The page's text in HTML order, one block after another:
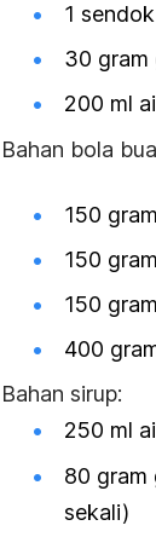
1
30 gram
200 ml
Bahan bola
150
150
150
400
Bahan sirup:
250 ml
80 gram
sekali)